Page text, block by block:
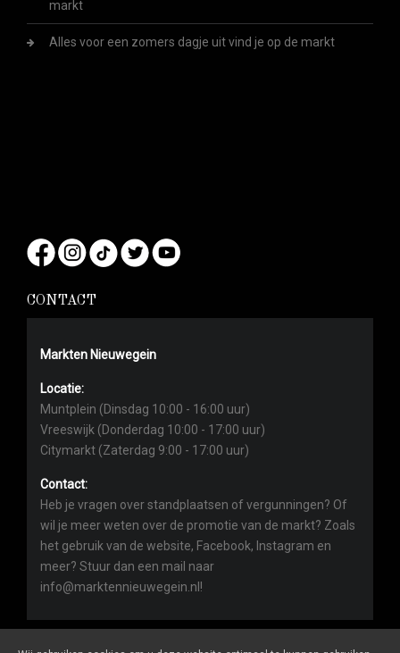
markt
Alles voor een zomers dagje uit vind je op de markt
CONTACT
Markten Nieuwegein
Locatie:
Muntplein (Dinsdag 10:00 - 16:00 uur)
Vreeswijk (Donderdag 10:00 - 17:00 uur)
Citymarkt (Zaterdag 9:00 - 17:00 uur)
Contact:
Heb je vragen over standplaatsen of vergunningen? Of
wil je meer weten over de promotie van de markt? Zoals
het gebruik van de website, Facebook, Instagram en
meer? Stuur dan een mail naar
info@marktennieuwegein.nl!